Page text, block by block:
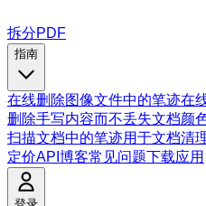
拆分PDF
指南
在线删除图像文件中的笔迹在
删除手写内容而不丢失文档颜
扫描文档中的笔迹用于文档清
定价API 博客常见问题下载应用